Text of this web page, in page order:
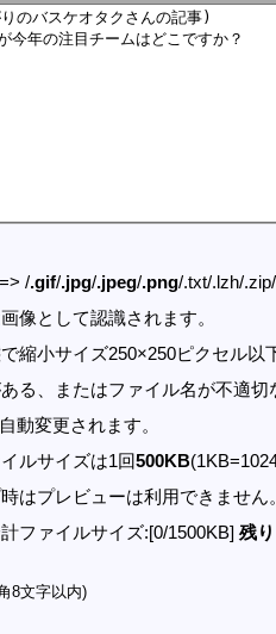
/.gif/.jpg/.jpeg/.png/.txt/.lzh/
像として認識されます。
縮小サイズ250×250ピクセル以
る、またはファイル名が不適切
変更されます。
ルサイズは1回500KB
はプレビューは利用できません
ファイルサイズ:[0/1500KB] 残
8文字以内)